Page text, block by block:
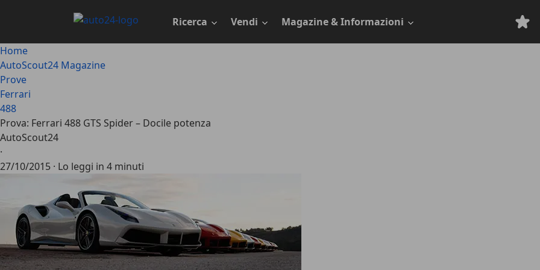
principale
Ricerca Vendi Magazine & Informazioni
Home
AutoScout24 Magazine
Prove
Ferrari
488
Prova: Ferrari 488 GTS Spider – Docile potenza
AutoScout24
·
27/10/2015 · Lo leggi in 4 minuti